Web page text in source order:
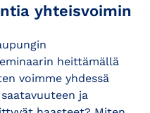
yhteisvoimin
heittämällä
voimme yhdessä
ja